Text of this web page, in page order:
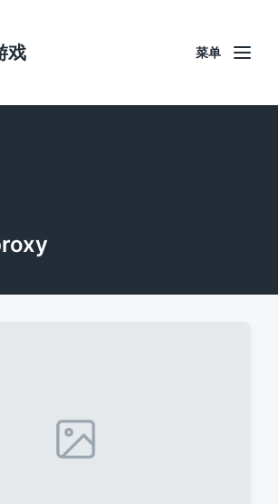
戏 菜单